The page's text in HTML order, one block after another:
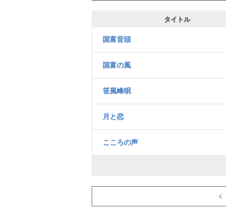
タイトル
国富音頭
国富の風
笹風峰唄
月と恋
こころの声